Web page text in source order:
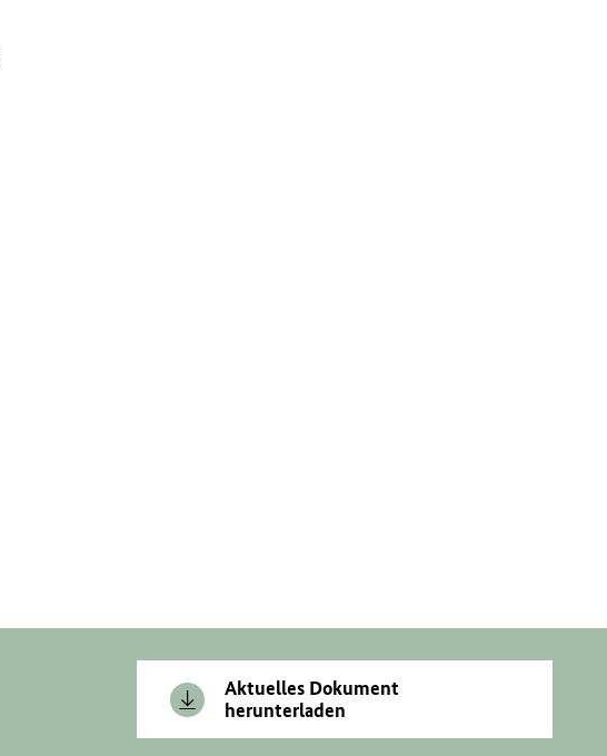
Aktuelles Dokument
herunterladen